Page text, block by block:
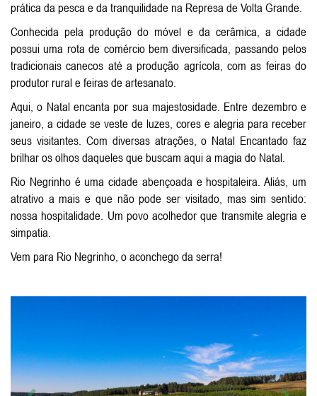
prática da pesca e da tranquilidade na Represa de Volta Grande.
Conhecida pela produção do móvel e da cerâmica, a cidade
possui uma rota de comércio bem diversificada, passando pelos
tradicionais canecos até a produção agrícola, com as feiras do
produtor rural e feiras de artesanato.
Aqui, o Natal encanta por sua majestosidade. Entre dezembro e
janeiro, a cidade se veste de luzes, cores e alegria para receber
seus visitantes. Com diversas atrações, o Natal Encantado faz
brilhar os olhos daqueles que buscam aqui a magia do Natal.
Rio Negrinho é uma cidade abençoada e hospitaleira. Aliás, um
atrativo a mais e que não pode ser visitado, mas sim sentido:
nossa hospitalidade. Um povo acolhedor que transmite alegria e
simpatia.
Vem para Rio Negrinho, o aconchego da serra!